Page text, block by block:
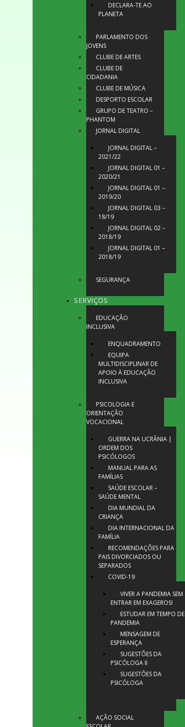
DECLARA-TE AO
PLANETA
PARLAMENTO DOS
JOVENS
CLUBE DE ARTES
CLUBE DE
CIDADANIA
CLUBE DE MÚSICA
DESPORTO ESCOLAR
GRUPO DE TEATRO –
PHANTOM
JORNAL DIGITAL
JORNAL DIGITAL –
2021/22
JORNAL DIGITAL 01 –
2020/21
JORNAL DIGITAL 01 –
2019/20
JORNAL DIGITAL 03 –
18/19
JORNAL DIGITAL 02 –
2018/19
JORNAL DIGITAL 01 –
2018/19
SEGURANÇA
SERVIÇOS
EDUCAÇÃO
INCLUSIVA
ENQUADRAMENTO
EQUIPA
MULTIDISCIPLINAR DE
APOIO À EDUCAÇÃO
INCLUSIVA
PSICOLOGIA E
ORIENTAÇÃO
VOCACIONAL
GUERRA NA UCRÂNIA |
ORDEM DOS
PSICÓLOGOS
MANUAL PARA AS
FAMÍLIAS
SAÚDE ESCOLAR –
SAÚDE MENTAL
DIA MUNDIAL DA
CRIANÇA
DIA INTERNACIONAL DA
FAMÍLIA
RECOMENDAÇÕES PARA
PAIS DIVORCIADOS OU
SEPARADOS
COVID-19
VIVER A PANDEMIA SEM
ENTRAR EM EXAGEROS!
ESTUDAR EM TEMPO DE
PANDEMIA
MENSAGEM DE
ESPERANÇA
SUGESTÕES DA
PSICÓLOGA II
SUGESTÕES DA
PSICÓLOGA
AÇÃO SOCIAL